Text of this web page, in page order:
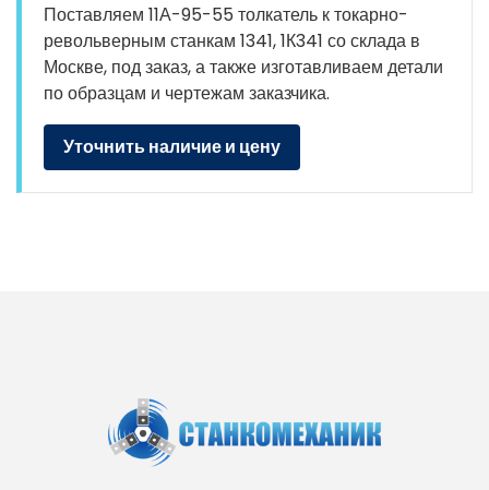
Поставляем 11А-95-55 толкатель к токарно-
револьверным станкам 1341, 1К341 со склада в
Москве, под заказ, а также изготавливаем детали
по образцам и чертежам заказчика.
Уточнить наличие и цену